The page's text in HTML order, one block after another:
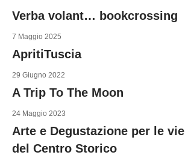
Verba volant… bookcrossing
7 Maggio 2025
ApritiTuscia
29 Giugno 2022
A Trip To The Moon
24 Maggio 2023
Arte e Degustazione per le vie
del Centro Storico